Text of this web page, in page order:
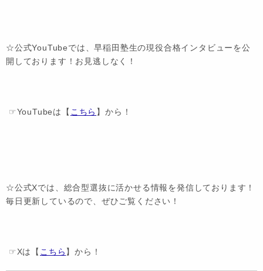
☆公式YouTubeでは、早稲田塾生の現役合格インタビューを公
開しております！お見逃しなく！
☞YouTubeは【 こちら 】から！
☆公式Xでは、総合型選抜に活かせる情報を発信しております！
毎日更新しているので、ぜひご覧ください！
☞Xは【 こちら 】から！